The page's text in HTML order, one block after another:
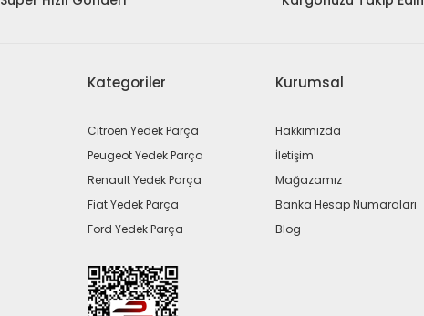
Kategoriler
Citroen Yedek Parça
Peugeot Yedek Parça
Renault Yedek Parça
Fiat Yedek Parça
Ford Yedek Parça
Kurumsal
Hakkımızda
İletişim
Mağazamız
Banka Hesap Numaraları
Blog